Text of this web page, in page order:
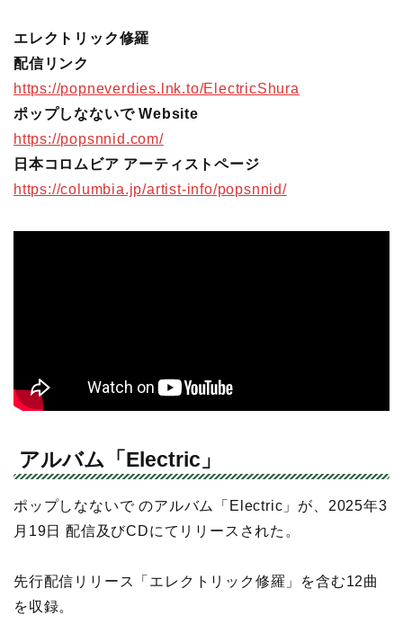
エレクトリック修羅
配信リンク
https://popneverdies.lnk.to/ElectricShura
ポップしなないで Website
https://popsnnid.com/
日本コロムビア アーティストページ
https://columbia.jp/artist-info/popsnnid/
アルバム「Electric」
ポップしなないで のアルバム「Electric」が、2025年3
月19日 配信及びCDにてリリースされた。
先行配信リリース「エレクトリック修羅」を含む12曲
を収録。